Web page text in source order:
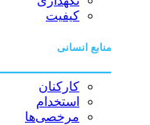
کیفیت
منابع انسانی
کارکنان
استخدام
مرخصی‌ها